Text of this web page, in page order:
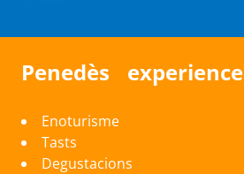
Penedès experience
Enoturisme
Tasts
Degustacions